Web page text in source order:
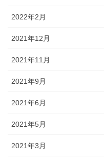
2022年2月
2021年12月
2021年11月
2021年9月
2021年6月
2021年5月
2021年3月